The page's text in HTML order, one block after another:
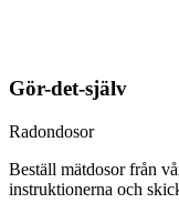
Gör-det-själv
Radondosor
Beställ mätdosor från
instruktionerna och